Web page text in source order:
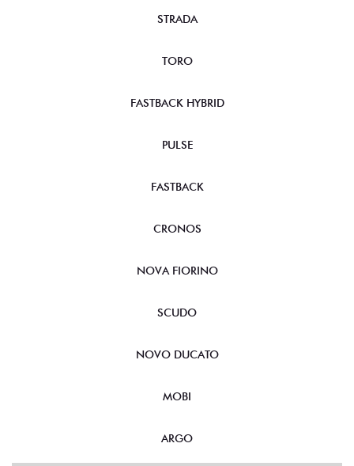
STRADA
TORO
FASTBACK HYBRID
PULSE
FASTBACK
CRONOS
NOVA FIORINO
SCUDO
NOVO DUCATO
MOBI
ARGO